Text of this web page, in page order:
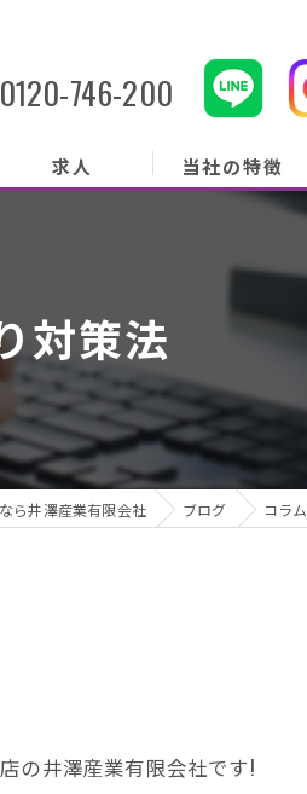
0120-746-200
求人 当社の特徴
塗り替え
雨樋
修理
対策法
ら井澤産業有限会社 ブログ コラム
の井澤産業有限会社です!